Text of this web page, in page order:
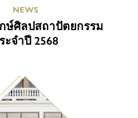
NEWS
ษ์ศิลปสถาปัตยกรรม
ะจำปี 2568